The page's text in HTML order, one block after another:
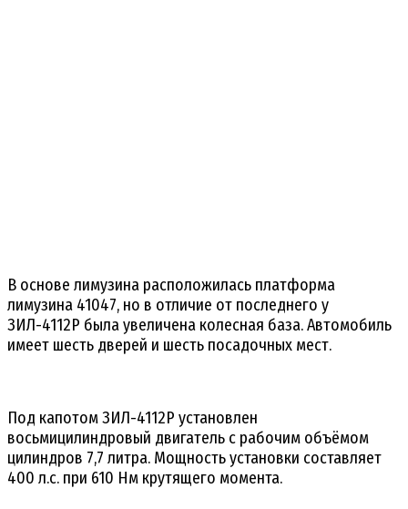
В основе лимузина расположилась платформа
лимузина 41047, но в отличие от последнего у
ЗИЛ-4112Р была увеличена колесная база. Автомобиль
имеет шесть дверей и шесть посадочных мест.
Под капотом ЗИЛ-4112Р установлен
восьмицилиндровый двигатель с рабочим объёмом
цилиндров 7,7 литра. Мощность установки составляет
400 л.с. при 610 Нм крутящего момента.